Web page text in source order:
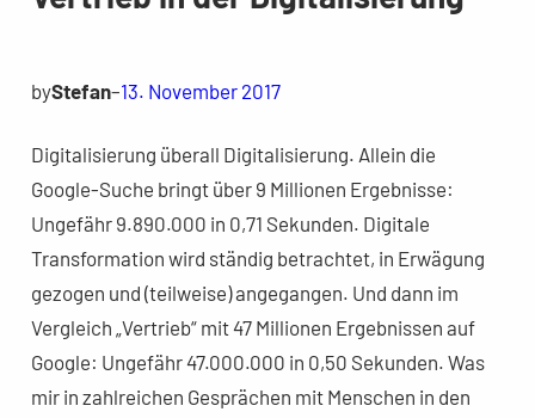
byStefan–13. November 2017
Digitalisierung überall Digitalisierung. Allein die
Google-Suche bringt über 9 Millionen Ergebnisse:
Ungefähr 9.890.000 in 0,71 Sekunden. Digitale
Transformation wird ständig betrachtet, in Erwägung
gezogen und (teilweise) angegangen. Und dann im
Vergleich „Vertrieb“ mit 47 Millionen Ergebnissen auf
Google: Ungefähr 47.000.000 in 0,50 Sekunden. Was
mir in zahlreichen Gesprächen mit Menschen in den